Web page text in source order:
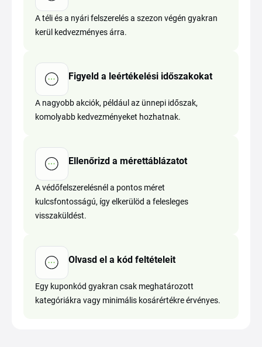
A téli és a nyári felszerelés a szezon végén gyakran
kerül kedvezményes árra.
Figyeld a leértékelési időszakokat
A nagyobb akciók, például az ünnepi időszak,
komolyabb kedvezményeket hozhatnak.
Ellenőrizd a mérettáblázatot
A védőfelszerelésnél a pontos méret
kulcsfontosságú, így elkerülöd a felesleges
visszaküldést.
Olvasd el a kód feltételeit
Egy kuponkód gyakran csak meghatározott
kategóriákra vagy minimális kosárértékre érvényes.